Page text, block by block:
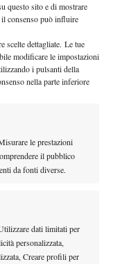
questo sito e di mostrare
consenso può influire
scelte dettagliate. Le tue
modificare le impostazioni
i pulsanti della
nella parte inferiore
le prestazioni
il pubblico
da fonti diverse.
dati limitati per
personalizzata,
Creare profili per
Centrale, invece,
speranza del tennis
i due incontri che
i migliori del
a Lorenzo Sonego
Andrea Arnaboldi,
quindi Gaio
con l’esordio
al Memorial Carlo